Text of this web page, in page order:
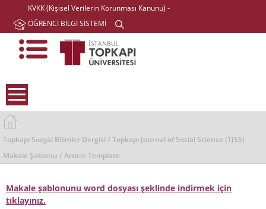
KVKK (Kişisel Verilerin Korunması Kanunu) -
ÖĞRENCİ BİLGİ SİSTEMİ
Topkapı Sosyal Bilimler Dergisi / Topkapı Journal of Social Science (TJSS)
Makale Şablonu / Article Template
Makale şablonunu word dosyası şeklinde indirmek için
tıklayınız.